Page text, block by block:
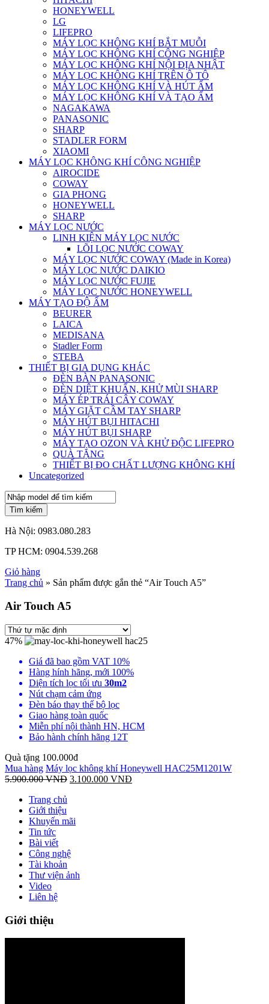
HONEYWELL
LG
LIFEPRO
MÁY LỌC KHÔNG KHÍ BẮT MUỖI
MÁY LỌC KHÔNG KHÍ CÔNG NGHIỆP
MÁY LỌC KHÔNG KHÍ NỘI ĐỊA NHẬT
MÁY LỌC KHÔNG KHÍ TRÊN Ô TÔ
MÁY LỌC KHÔNG KHÍ VÀ HÚT ẨM
MÁY LỌC KHÔNG KHÍ VÀ TẠO ẨM
NAGAKAWA
PANASONIC
SHARP
STADLER FORM
XIAOMI
MÁY LỌC KHÔNG KHÍ CÔNG NGHIỆP
AIROCIDE
COWAY
GIA PHONG
HONEYWELL
SHARP
MÁY LỌC NƯỚC
LINH KIỆN MÁY LỌC NƯỚC
LÕI LỌC NƯỚC COWAY
MÁY LỌC NƯỚC COWAY (Made in Korea)
MÁY LỌC NƯỚC DAIKIO
MÁY LỌC NƯỚC FUJIE
MÁY LỌC NƯỚC HONEYWELL
MÁY TẠO ĐỘ ẨM
BEURER
LAICA
MEDISANA
Stadler Form
STEBA
THIẾT BỊ GIA DỤNG KHÁC
ĐÈN BÀN PANASONIC
ĐÈN DIỆT KHUẨN, KHỬ MÙI SHARP
MÁY ÉP TRÁI CÂY COWAY
MÁY GIẶT CẦM TAY SHARP
MÁY HÚT BỤI HITACHI
MÁY HÚT BỤI SHARP
MÁY TẠO OZON VÀ KHỬ ĐỘC LIFEPRO
QUÀ TẶNG
THIẾT BỊ ĐO CHẤT LƯỢNG KHÔNG KHÍ
Uncategorized
Tìm kiếm
Hà Nội: 0983.080.283
TP HCM: 0904.539.268
Giỏ hàng
Trang chủ » Sản phẩm được gắn thẻ “Air Touch A5”
Air Touch A5
47%
Giá đã bao gồm VAT 10%
Hàng hính hãng, mới 100%
Diện tích lọc tối ưu 30m2
Nút chạm cảm ứng
Đèn báo thay thế bộ lọc
Giao hàng toàn quốc
Miễn phí nội thành HN, HCM
Bảo hành chính hãng 12T
Quà tặng 100.000đ
Mua hàng Máy lọc không khí Honeywell HAC25M1201W
5.900.000VNĐ 3.100.000 VNĐ
Trang chủ
Giới thiệu
Khuyến mãi
Tin tức
Bài viết
Công nghệ
Tài khoản
Thư viện ảnh
Video
Liên hệ
Giới thiệu